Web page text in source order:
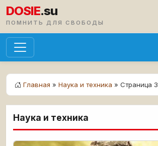
DOSIE.su
ПОМНИТЬ ДЛЯ СВОБОДЫ
Главная » Наука и техника » Страница 3
Наука и техника